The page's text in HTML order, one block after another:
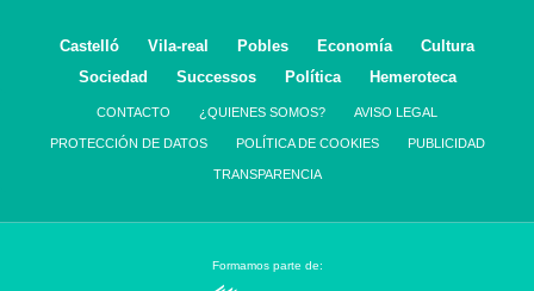
Castelló Vila-real Pobles Economía
Cultura
Sociedad
Successos Política Hemeroteca
CONTACTO ¿QUIENES SOMOS? AVISO LEGAL
PROTECCIÓN DE DATOS POLÍTICA DE COOKIES PUBLICIDAD
TRANSPARENCIA
Formamos parte de: